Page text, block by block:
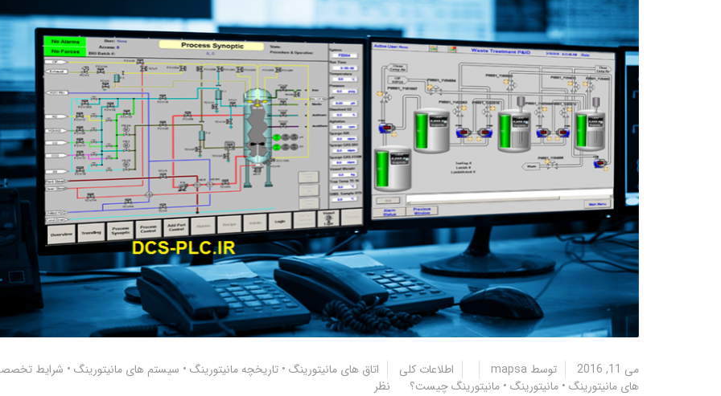
می 11, 2016 توسط mapsa اطلاعات کلی اتاق های مانیتورینگ • تاریخچه مانیتورینگ • سیستم های مانیتورینگ • شرایط
های مانیتورینگ • مانیتورینگ • مانیتورینگ چیست؟ نظر